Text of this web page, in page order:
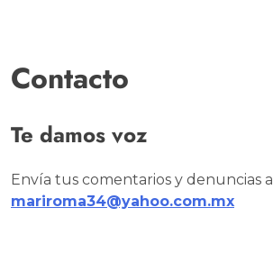
Contacto
Te damos voz
Envía tus comentarios y denuncias a
mariroma34@yahoo.com.mx